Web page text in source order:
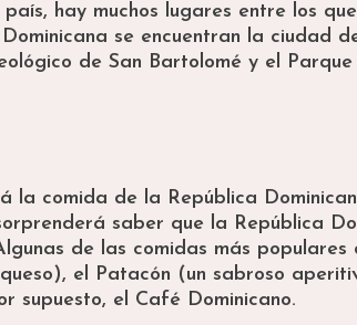
hay muchos lugares entre los
se encuentran la ciudad
de San Bartolomé y el
comida de la República
saber que la República
de las comidas más populares
el Patacón (un sabroso
supuesto, el Café Dominicano.